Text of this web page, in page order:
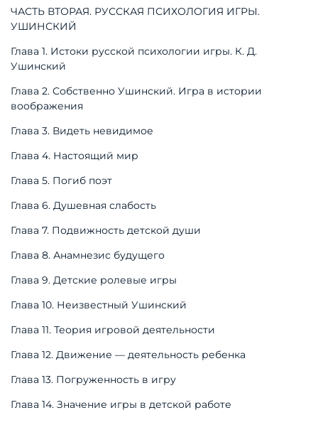
ЧАСТЬ ВТОРАЯ. РУССКАЯ ПСИХОЛОГИЯ ИГРЫ.
УШИНСКИЙ
Глава 1. Истоки русской психологии игры. К. Д.
Ушинский
Глава 2. Собственно Ушинский. Игра в истории
воображения
Глава 3. Видеть невидимое
Глава 4. Настоящий мир
Глава 5. Погиб поэт
Глава 6. Душевная слабость
Глава 7. Подвижность детской души
Глава 8. Анамнезис будущего
Глава 9. Детские ролевые игры
Глава 10. Неизвестный Ушинский
Глава 11. Теория игровой деятельности
Глава 12. Движение — деятельность ребенка
Глава 13. Погруженность в игру
Глава 14. Значение игры в детской работе